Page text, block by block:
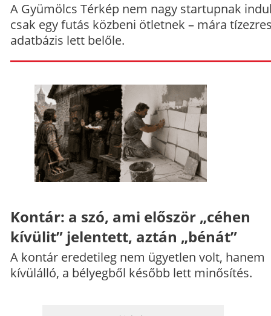
A Gyümölcs Térkép nem nagy startupnak
csak egy futás közbeni ötletnek – mára
adatbázis lett belőle.
Kontár: a szó, ami először „céhen
kívülit” jelentett, aztán „bénát”
A kontár eredetileg nem ügyetlen volt, hanem
kívülálló, a bélyegből később lett minősítés.